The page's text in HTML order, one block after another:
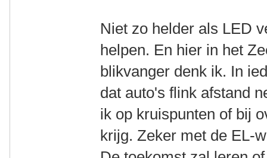
Niet zo helder als LED
helpen. En hier in het
blikvanger denk ik. In
dat auto's flink afstand
ik op kruispunten of bij
krijg. Zeker met de EL-